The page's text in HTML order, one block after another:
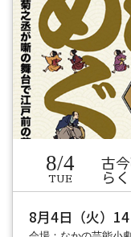
8/4
TUE
古
ら
8月4日（火）